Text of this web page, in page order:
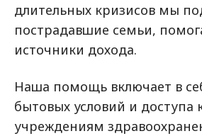
длительных кризисов мы
пострадавшие семьи,
источники дохода.
Наша помощь включает в
бытовых условий и доступа
учреждениям